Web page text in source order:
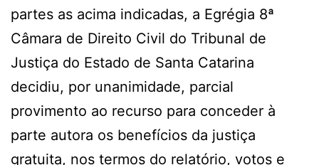
partes as acima indicadas, a Egrégia 8ª
Câmara de Direito Civil do Tribunal de
Justiça do Estado de Santa Catarina
decidiu, por unanimidade, parcial
provimento ao recurso para conceder à
parte autora os benefícios da justiça
gratuita, nos termos do relatório, votos e